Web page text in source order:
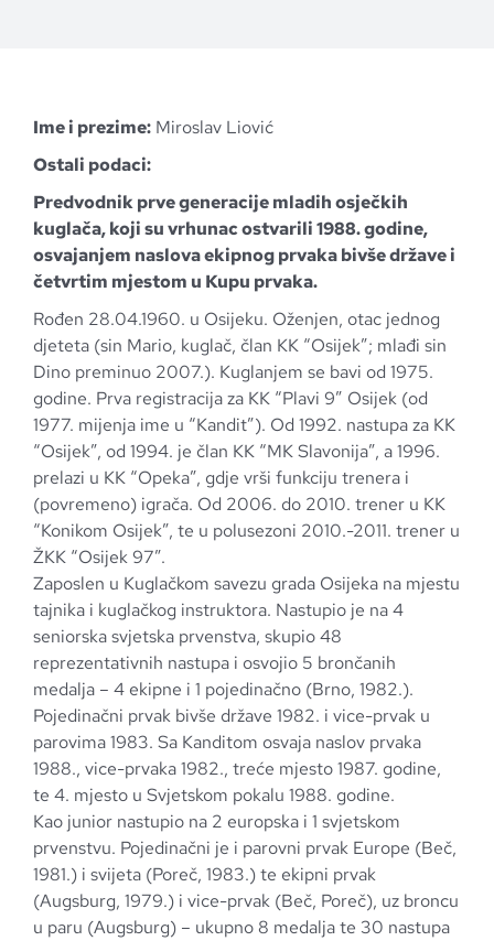
Ime i prezime:Miroslav Liović
Ostali podaci:
Predvodnik prve generacije mladih osječkih
kuglača, koji su vrhunac ostvarili 1988. godine,
osvajanjem naslova ekipnog prvaka bivše države i
četvrtim mjestom u Kupu prvaka.
Rođen 28.04.1960. u Osijeku. Oženjen, otac jednog
djeteta (sin Mario, kuglač, član KK “Osijek”; mlađi sin
Dino preminuo 2007.). Kuglanjem se bavi od 1975.
godine. Prva registracija za KK “Plavi 9” Osijek (od
1977. mijenja ime u “Kandit”). Od 1992. nastupa za KK
“Osijek”, od 1994. je član KK “MK Slavonija”, a 1996.
prelazi u KK “Opeka”, gdje vrši funkciju trenera i
(povremeno) igrača. Od 2006. do 2010. trener u KK
“Konikom Osijek”, te u polusezoni 2010.-2011. trener u
ŽKK “Osijek 97”.
Zaposlen u Kuglačkom savezu grada Osijeka na mjestu
tajnika i kuglačkog instruktora. Nastupio je na 4
seniorska svjetska prvenstva, skupio 48
reprezentativnih nastupa i osvojio 5 brončanih
medalja – 4 ekipne i 1 pojedinačno (Brno, 1982.).
Pojedinačni prvak bivše države 1982. i vice-prvak u
parovima 1983. Sa Kanditom osvaja naslov prvaka
1988., vice-prvaka 1982., treće mjesto 1987. godine,
te 4. mjesto u Svjetskom pokalu 1988. godine.
Kao junior nastupio na 2 europska i 1 svjetskom
prvenstvu. Pojedinačni je i parovni prvak Europe (Beč,
1981.) i svijeta (Poreč, 1983.) te ekipni prvak
(Augsburg, 1979.) i vice-prvak (Beč, Poreč), uz broncu
u paru (Augsburg) – ukupno 8 medalja te 30 nastupa